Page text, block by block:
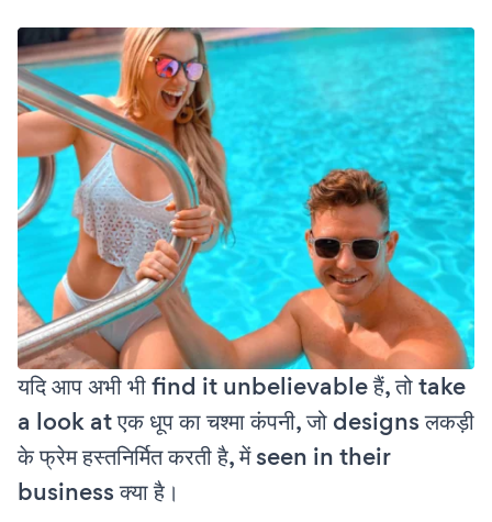
यदि आप अभी भी find it unbelievable हैं, तो take
a look at एक धूप का चश्मा कंपनी, जो designs लकड़ी
के फ्रेम हस्तनिर्मित करती है, में seen in their
business क्या है।